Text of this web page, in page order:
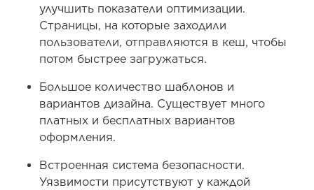
улучшить показатели оптимизации.
Страницы, на которые заходили
пользователи, отправляются в кеш, чтобы
потом быстрее загружаться.
Большое количество шаблонов и
вариантов дизайна. Существует много
платных и бесплатных вариантов
оформления.
Встроенная система безопасности.
Уязвимости присутствуют у каждой